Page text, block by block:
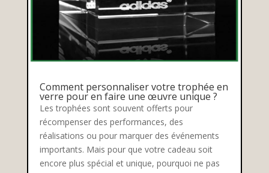
Comment personnaliser votre trophée en
verre pour en faire une œuvre unique ?
Les trophées sont souvent offerts pour
récompenser des performances, des
réalisations ou pour marquer des événements
importants. Mais pour que votre cadeau soit
encore plus spécial et unique, pourquoi ne pas